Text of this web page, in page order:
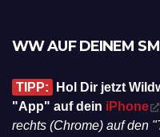
WW AUF DEINEM
TIPP:
Hol Dir jetzt
"App" auf dein iPhone
rechts (Chrome) auf den